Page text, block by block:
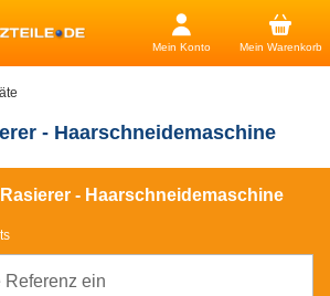
Mein Konto Mein Warenkorb
- Haarschneidemaschine
- Haarschneidemaschine